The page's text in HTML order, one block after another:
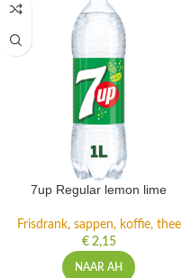
7up Regular lemon lime
Frisdrank, sappen, koffie, thee
€2,15
NAAR AH